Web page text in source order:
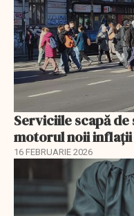
Serviciile scapă
motorul noii inflații
16 FEBRUARIE 2026